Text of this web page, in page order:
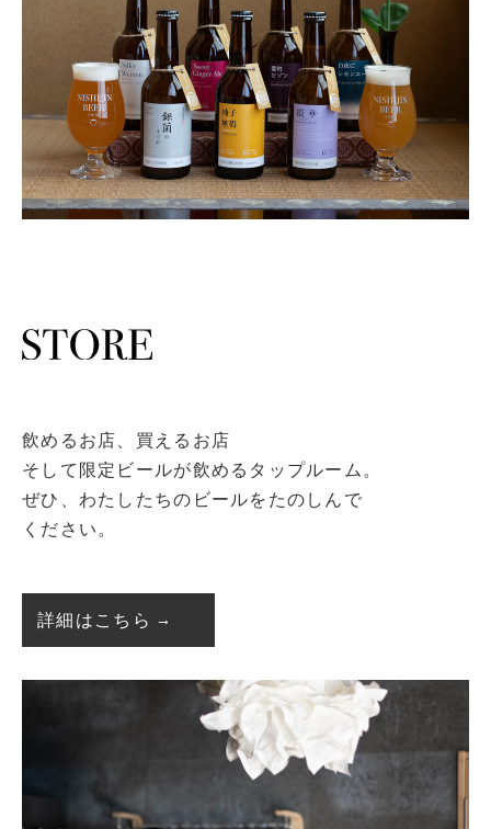
飲めるお店、買えるお店
そして限定ビールが飲めるタップルーム。
ぜひ、わたしたちのビールをたのしんで
ください。
詳細はこちら